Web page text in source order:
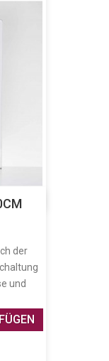
der
und